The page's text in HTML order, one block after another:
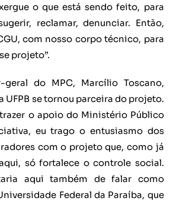
o que está sendo feito, para
reclamar, denunciar. Então,
com nosso corpo técnico, para
projeto”.
geral do MPC, Marcílio Toscano,
UFPB se tornou parceira do projeto.
o apoio do Ministério Público
eu trago o entusiasmo dos
com o projeto que, como já
só fortalece o controle social.
aqui também de falar como
Federal da Paraíba, que